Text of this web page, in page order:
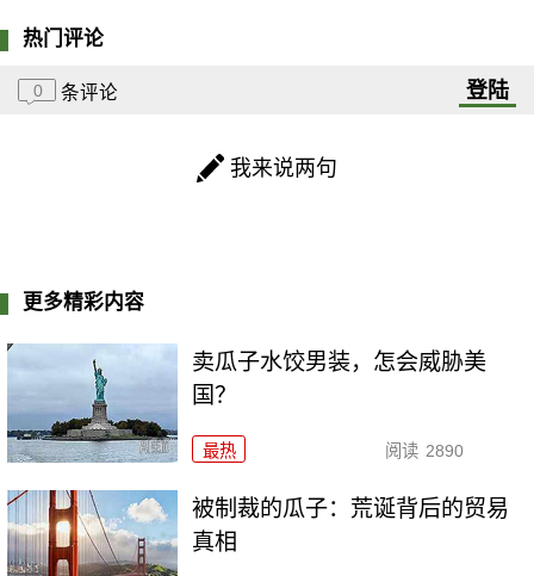
热门评论
0 条评论 登陆
我来说两句
更多精彩内容
卖瓜子水饺男装，怎会威胁美
国？
最热 阅读 2890
被制裁的瓜子：荒诞背后的贸易
真相